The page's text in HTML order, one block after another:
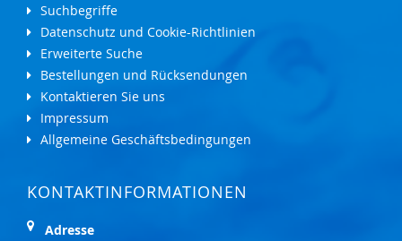
Suchbegriffe
Datenschutz und Cookie-Richtlinien
Erweiterte Suche
Bestellungen und Rücksendungen
Kontaktieren Sie uns
Impressum
Allgemeine Geschäftsbedingungen
KONTAKTINFORMATIONEN
Adresse